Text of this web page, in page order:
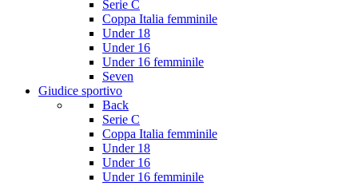
Serie C
Coppa Italia femminile
Under 18
Under 16
Under 16 femminile
Seven
Giudice sportivo
Back
Serie C
Coppa Italia femminile
Under 18
Under 16
Under 16 femminile